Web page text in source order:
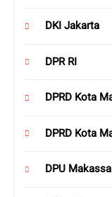
DKI Jakarta
DPR RI
DPRD Kota
DPRD Kota
DPU